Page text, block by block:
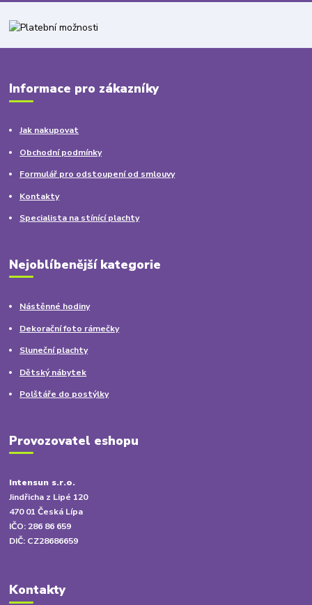
Informace pro zákazníky
Jak nakupovat
Obchodní podmínky
Formulář pro odstoupení od smlouvy
Kontakty
Specialista na stínící plachty
Nejoblíbenější kategorie
Nástěnné hodiny
Dekorační foto rámečky
Sluneční plachty
Dětský nábytek
Polštáře do postýlky
Provozovatel eshopu
Intensun s.r.o.
Jindřicha z Lipé 120
470 01 Česká Lípa
IČO: 286 86 659
DIČ: CZ28686659
Kontakty